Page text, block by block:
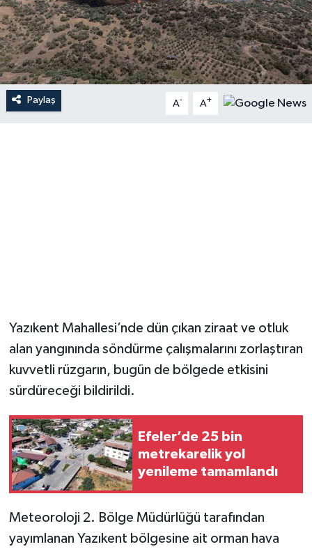
Paylaş A- A+
Yazıkent Mahallesi’nde dün çıkan ziraat ve otluk
alan yangınında söndürme çalışmalarını zorlaştıran
kuvvetli rüzgarın, bugün de bölgede etkisini
sürdüreceği bildirildi.
Efeler’de 25 bin
metrekarelik yol
yenileme tamamlandı
Meteoroloji 2. Bölge Müdürlüğü tarafından
yayımlanan Yazıkent bölgesine ait orman hava